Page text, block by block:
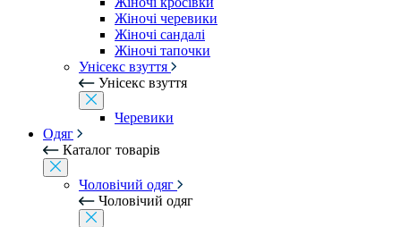
Жіночі черевики
Жіночі сандалі
Жіночі тапочки
Унісекс взуття
Унісекс взуття
Черевики
Одяг
Каталог товарів
Чоловічий одяг
Чоловічий одяг